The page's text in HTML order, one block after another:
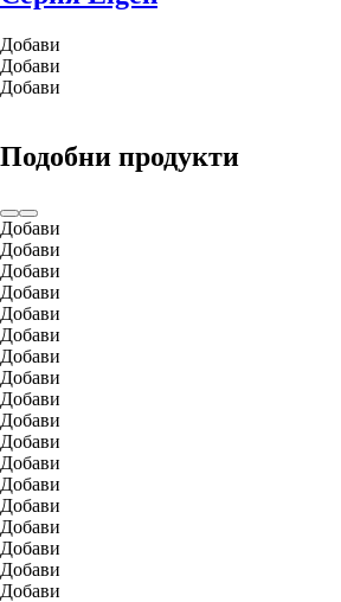
Добави
Добави
Добави
Подобни продукти
Добави
Добави
Добави
Добави
Добави
Добави
Добави
Добави
Добави
Добави
Добави
Добави
Добави
Добави
Добави
Добави
Добави
Добави